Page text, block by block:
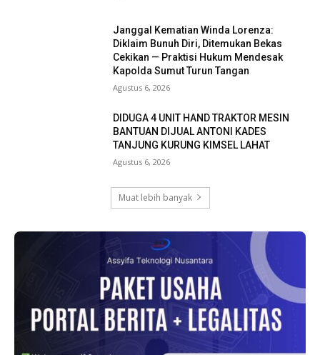
Janggal Kematian Winda Lorenza:
Diklaim Bunuh Diri, Ditemukan Bekas
Cekikan — Praktisi Hukum Mendesak
Kapolda Sumut Turun Tangan
Agustus 6, 2026
DIDUGA 4 UNIT HAND TRAKTOR MESIN
BANTUAN DIJUAL ANTONI KADES
TANJUNG KURUNG KIMSEL LAHAT
Agustus 6, 2026
Muat lebih banyak